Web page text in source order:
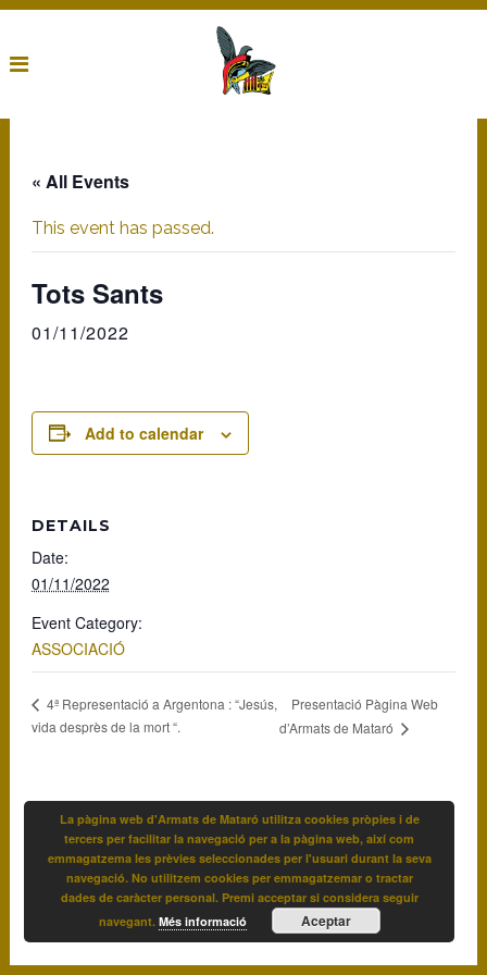
« All Events
This event has passed.
Tots Sants
01/11/2022
Add to calendar
DETAILS
Date:
01/11/2022
Event Category:
ASSOCIACIÓ
4ª Representació a Argentona : “Jesús,
vida desprès de la mort “.
Presentació Pàgina Web
d’Armats de Mataró
La pàgina web d'Armats de Mataró utilitza cookies pròpies i de
tercers per facilitar la navegació per a la pàgina web, així com
emmagatzema les prèvies seleccionades per l'usuari durant la seva
navegació. No utilitzem cookies per emmagatzemar o tractar
dades de caràcter personal. Premi acceptar si considera seguir
navegant. Més informació Aceptar